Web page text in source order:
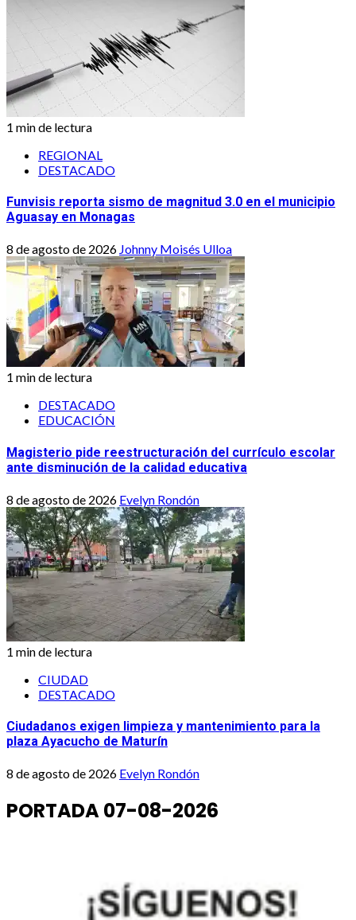
1 min de lectura
REGIONAL
DESTACADO
Funvisis reporta sismo de magnitud 3.0 en el municipio
Aguasay en Monagas
8 de agosto de 2026 Johnny Moisés Ulloa
1 min de lectura
DESTACADO
EDUCACIÓN
Magisterio pide reestructuración del currículo escolar
ante disminución de la calidad educativa
8 de agosto de 2026 Evelyn Rondón
1 min de lectura
CIUDAD
DESTACADO
Ciudadanos exigen limpieza y mantenimiento para la
plaza Ayacucho de Maturín
8 de agosto de 2026 Evelyn Rondón
PORTADA 07-08-2026